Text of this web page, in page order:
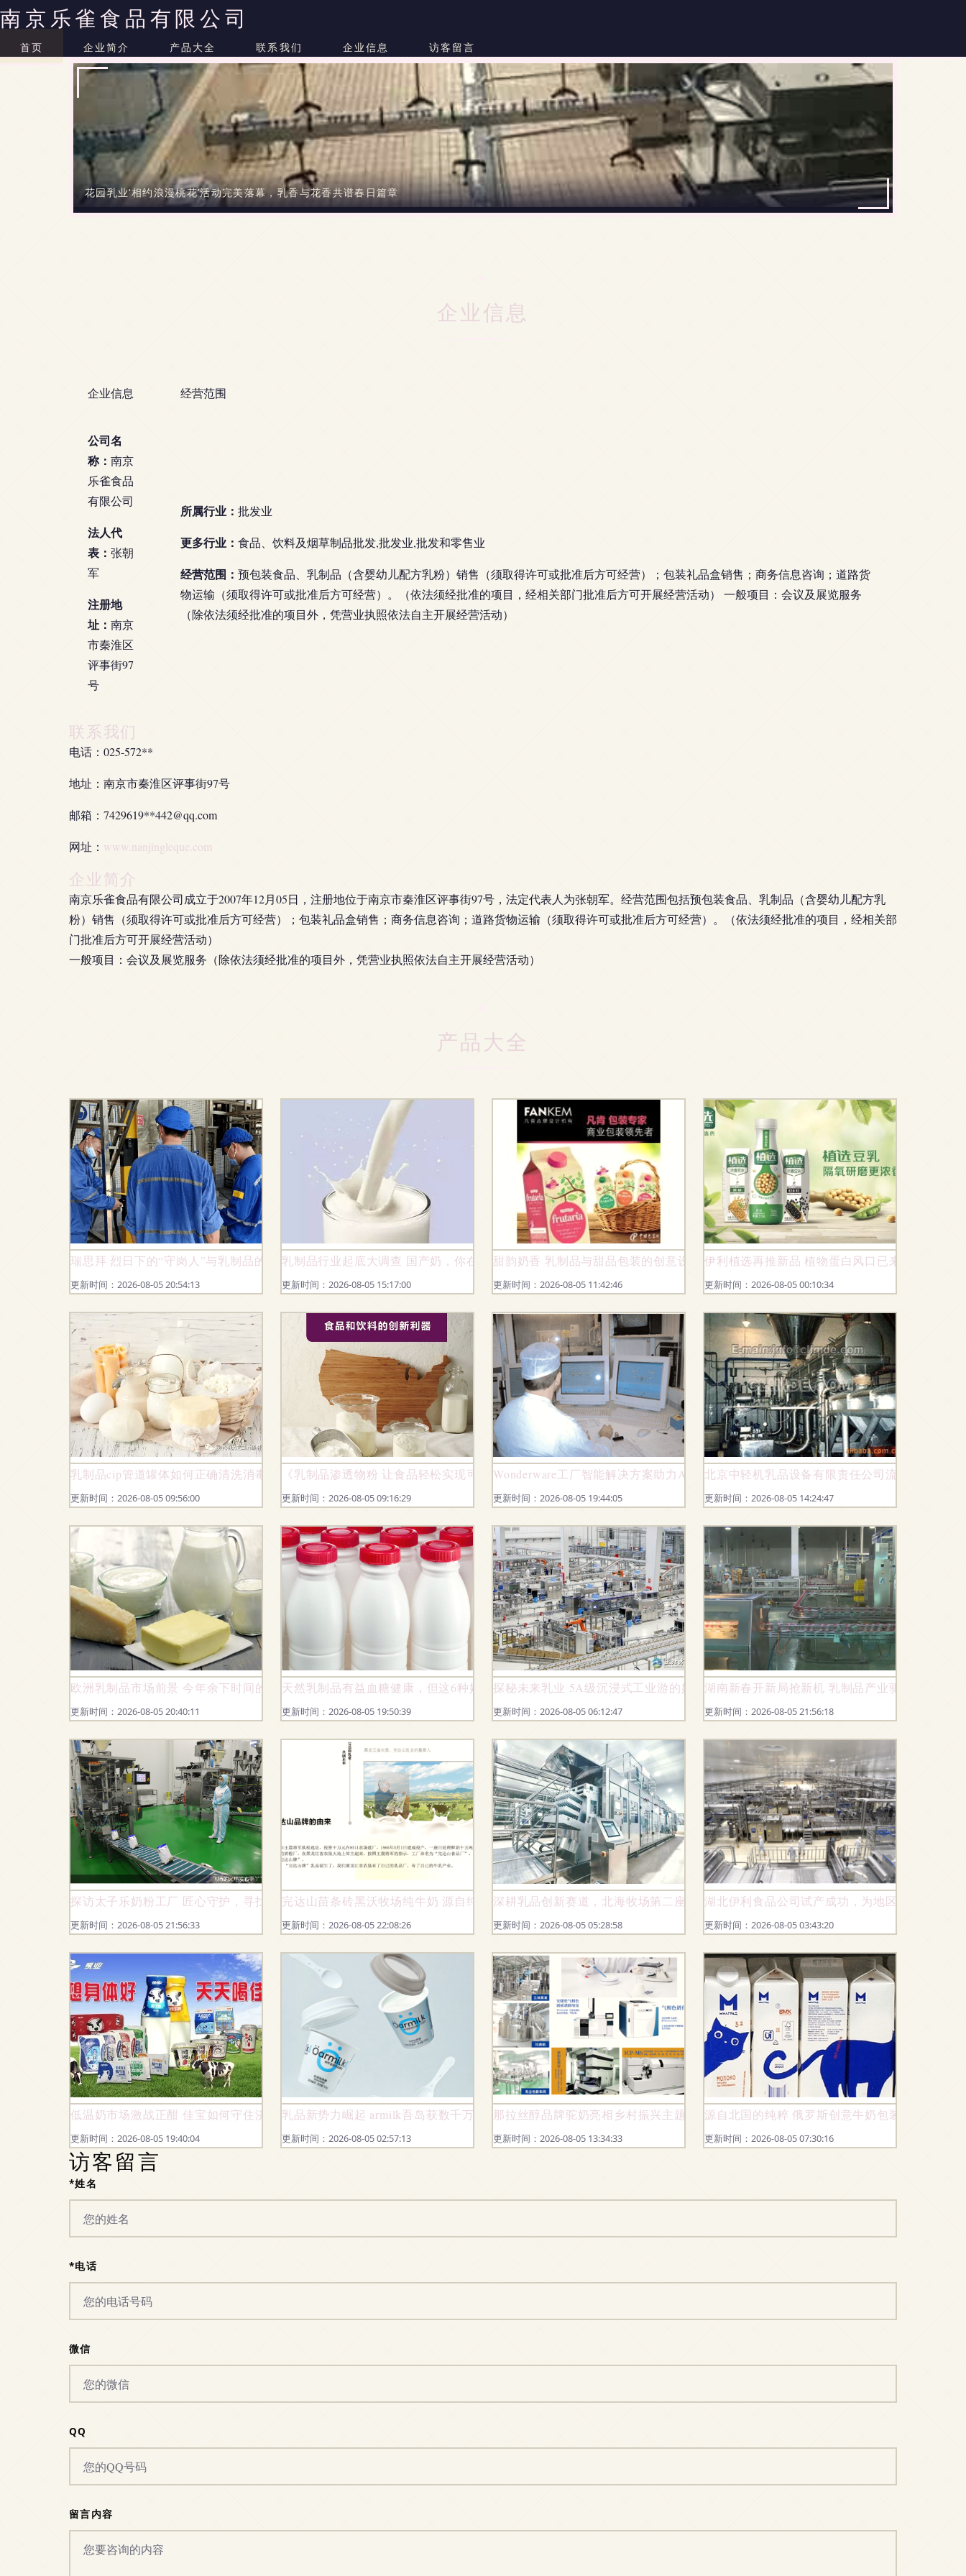
南京乐雀食品有限公司
首页 企业简介 产品大全 联系我们 企业信息 访客留言
花园乳业‘相约浪漫桃花’活动完美落幕，乳香与花香共谱春日篇章
企业信息
企业信息 经营范围
公司名
称： 南京
乐雀食品
有限公司
法人代
表： 张朝
军
注册地
址： 南京
市秦淮区
评事街97
号
所属行业： 批发业
更多行业： 食品、饮料及烟草制品批发,批发业,批发和零售业
经营范围： 预包装食品、乳制品（含婴幼儿配方乳粉）销售（须取得许可或批准后方可经营）；包装礼品盒销售；商务信息咨询；道路货
物运输（须取得许可或批准后方可经营）。（依法须经批准的项目，经相关部门批准后方可开展经营活动） 一般项目：会议及展览服务
（除依法须经批准的项目外，凭营业执照依法自主开展经营活动）
联系我们
电话：025-572**
地址：南京市秦淮区评事街97号
邮箱：7429619**442@qq.com
网址： www.nanjingleque.com
企业简介
南京乐雀食品有限公司成立于2007年12月05日，注册地位于南京市秦淮区评事街97号，法定代表人为张朝军。经营范围包括预包装食品、乳制品（含婴幼儿配方乳
粉）销售（须取得许可或批准后方可经营）；包装礼品盒销售；商务信息咨询；道路货物运输（须取得许可或批准后方可经营）。（依法须经批准的项目，经相关部
门批准后方可开展经营活动）
一般项目：会议及展览服务（除依法须经批准的项目外，凭营业执照依法自主开展经营活动）
产品大全
瑞思拜 烈日下的“守岗人”与乳制品的温度
更新时间：2026-08-05 20:54:13
乳制品行业起底大调查 国产奶，你在怕什么？
更新时间：2026-08-05 15:17:00
甜韵奶香 乳制品与甜品包装的创意设计之道
更新时间：2026-08-05 11:42:46
伊利植选再推新品 植物蛋白风口已来,乳品巨头
更新时间：2026-08-05 00:10:34
乳制品cip管道罐体如何正确清洗消毒
更新时间：2026-08-05 09:56:00
《乳制品渗透物粉 让食品轻松实现可盐可甜的自然魔法》
更新时间：2026-08-05 09:16:29
Wonderware工厂智能解决方案助力Arla食品公司 新鲜乳制品直达欧洲餐桌
更新时间：2026-08-05 19:44:05
北京中轻机乳品设备有限责任公司流化床干燥设
更新时间：2026-08-05 14:24:47
欧洲乳制品市场前景 今年余下时间的走势分析
更新时间：2026-08-05 20:40:11
天然乳制品有益血糖健康，但这6种奶，糖尿病人要少喝
更新时间：2026-08-05 19:50:39
探秘未来乳业 5A级沉浸式工业游的奶香之旅
更新时间：2026-08-05 06:12:47
湖南新春开新局抢新机 乳制品产业驱动高水平对
更新时间：2026-08-05 21:56:18
探访太子乐奶粉工厂 匠心守护，寻找适合中国宝宝的好奶粉
更新时间：2026-08-05 21:56:33
完达山苗条砖黑沃牧场纯牛奶 源自纯净，滋养每一天
更新时间：2026-08-05 22:08:26
深耕乳品创新赛道，北海牧场第二座自建工厂即将投产
更新时间：2026-08-05 05:28:58
湖北伊利食品公司试产成功，为地区乳制品产业
更新时间：2026-08-05 03:43:20
低温奶市场激战正酣 佳宝如何守住济南“大本营”？
更新时间：2026-08-05 19:40:04
乳品新势力崛起 armilk吾岛获数千万级Pre-A轮融资，加速高端乳制品布局
更新时间：2026-08-05 02:57:13
那拉丝醇品牌驼奶亮相乡村振兴主题巡展专列，致敬乡村振兴新时代
更新时间：2026-08-05 13:34:33
源自北国的纯粹 俄罗斯创意牛奶包装设计如何酿
更新时间：2026-08-05 07:30:16
访客留言
*姓名
*电话
微信
QQ
留言内容